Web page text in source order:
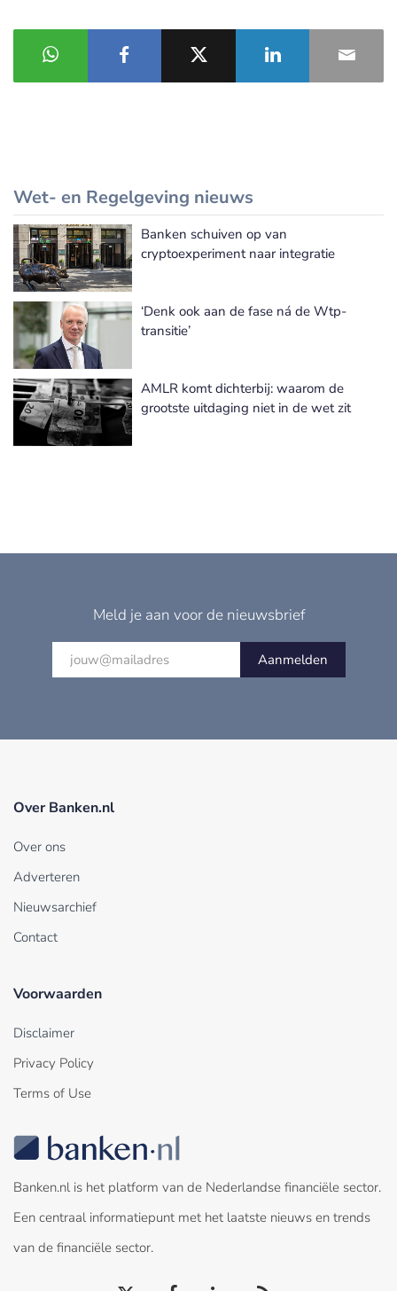
Wet- en Regelgeving nieuws
Meer Wet- en Regelgeving nieuws
Banken schuiven op van
cryptoexperiment naar integratie
‘Denk ook aan de fase ná de Wtp-
transitie’
AMLR komt dichterbij: waarom de
grootste uitdaging niet in de wet zit
Meld je aan voor de nieuwsbrief
Aanmelden
Over Banken.nl
Over ons
Adverteren
Nieuwsarchief
Contact
Voorwaarden
Disclaimer
Privacy Policy
Terms of Use
Banken.nl is het platform van de Nederlandse financiële sector.
Een centraal informatiepunt met het laatste nieuws en trends
van de financiële sector.